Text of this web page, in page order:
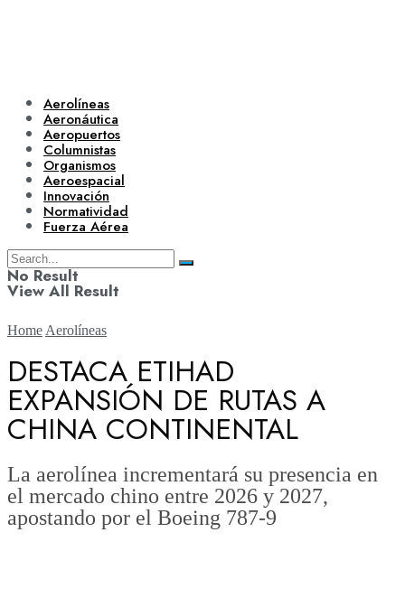
Aerolíneas
Aeronáutica
Aeropuertos
Columnistas
Organismos
Aeroespacial
Innovación
Normatividad
Fuerza Aérea
No Result
View All Result
Aerolíneas
Aeronáutica
Aeropuertos
Home Aerolíneas
DESTACA ETIHAD
EXPANSIÓN DE RUTAS A
CHINA CONTINENTAL
La aerolínea incrementará su presencia en
el mercado chino entre 2026 y 2027,
apostando por el Boeing 787-9